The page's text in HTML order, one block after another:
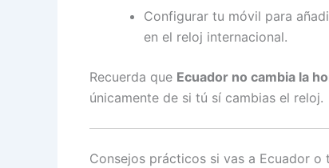
Configurar tu móvil para
en el reloj internacional.
Recuerda que Ecuador no cambia la
únicamente de si tú sí cambias el reloj.
Consejos prácticos si vas a Ecuador o